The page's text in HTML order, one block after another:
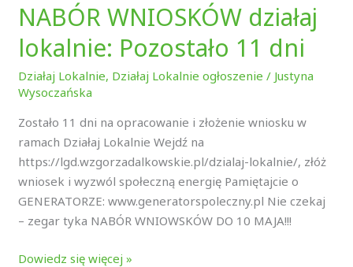
NABÓR WNIOSKÓW działaj
lokalnie: Pozostało 11 dni
Działaj Lokalnie, Działaj Lokalnie ogłoszenie / Justyna
Wysoczańska
Zostało 11 dni na opracowanie i złożenie wniosku w
ramach Działaj Lokalnie Wejdź na
https://lgd.wzgorzadalkowskie.pl/dzialaj-lokalnie/, złóż
wniosek i wyzwól społeczną energię Pamiętajcie o
GENERATORZE: www.generatorspoleczny.pl Nie czekaj
– zegar tyka NABÓR WNIOWSKÓW DO 10 MAJA!!!
Dowiedz się więcej »